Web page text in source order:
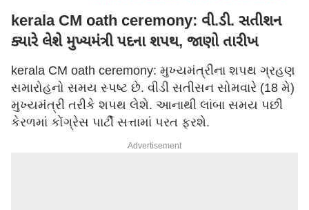
kerala CM oath ceremony: વી.ડી. સતીશન
ક્યારે લેશે મુખ્યમંત્રી પદના શપથ, જાણો તારીખ
kerala CM oath ceremony: મુખ્યમંત્રીના શપથ ગ્રહણ
સમારોહનો સમય સ્પષ્ટ છે. વીડી સતીસન સોમવારે (18 મે)
મુખ્યમંત્રી તરીકે શપથ લેશે. આનાથી લાંબા સમય પછી
કેરળમાં કોંગ્રેસ પાર્ટી સત્તામાં પરત ફરશે.
Advertisement